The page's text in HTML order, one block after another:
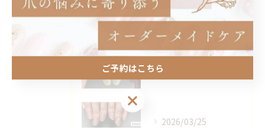
最近の投稿 Recent Posts
2026/05/30
2026/03/25
ご予約はこちら
ご予約はこちら